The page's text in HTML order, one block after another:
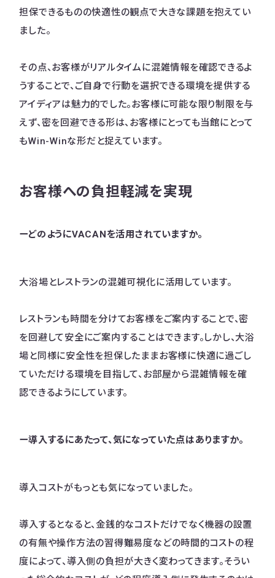
担保できるものの快適性の観点で大きな課題を抱えてい
ました。
その点、お客様がリアルタイムに混雑情報を確認できるよ
うすることで、ご自身で行動を選択できる環境を提供する
アイディアは魅力的でした。お客様に可能な限り制限を与
えず、密を回避できる形は、お客様にとっても当館にとって
もWin-Winな形だと捉えています。
お客様への負担軽減を実現
ーどのようにVACAN を活用されていますか。
大浴場とレストランの混雑可視化に活用しています。
レストランも時間を分けてお客様をご案内することで、密
を回避して安全にご案内することはできます。しかし、大浴
場と同様に安全性を担保したままお客様に快適に過ごし
ていただける環境を目指して、お部屋から混雑情報を確
認できるようにしています。
ー導入するにあたって、気になっていた点はありますか。
導入コストがもっとも気になっていました。
導入するとなると、金銭的なコストだけでなく機器の設置
の有無や操作方法の習得難易度などの時間的コストの程
度によって、導入側の負担が大きく変わってきます。そうい